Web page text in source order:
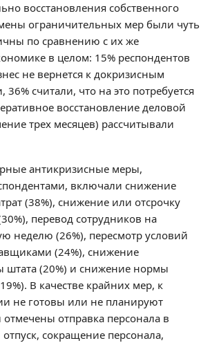
восстановления собственного
ограничительных мер были чуть
по сравнению с их же
в целом: 15% респондентов
не вернется к докризисным
считали, что на это потребуется
восстановление деловой
трех месяцев) рассчитывали
антикризисные меры,
включали снижение
(38%), снижение или отсрочку
перевод сотрудников на
неделю (26%), пересмотр условий
(24%), снижение
штата (20%) и снижение нормы
В качестве крайних мер, к
не готовы или не планируют
отправка персонала в
сокращение персонала,